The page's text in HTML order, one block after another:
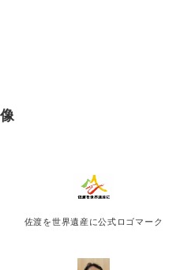
佐渡を世界遺産に公式ロゴマーク